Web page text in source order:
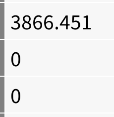
3866.451
0
0